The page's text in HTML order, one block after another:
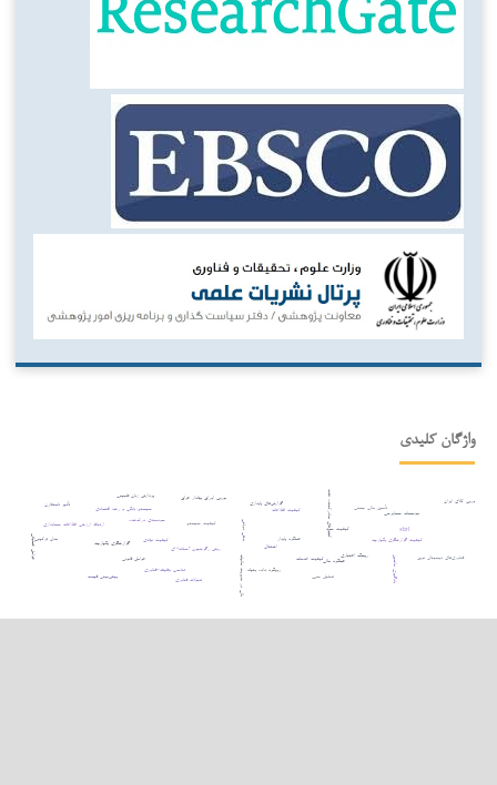
واژگان کلیدی
بدهی دولتی
روش رگرسیون آستانه¬ای اشتغال
کشورهای صادرکننده نفت
کیفیت نهادی
تناسب وظیفه–فناوری
تأمین مالی جمعی
عملکرد پایدار
سودمندی درک‌شده
کیفیت اطلاعات
کیفیت سیستم
کیفیت خدمات ریسک اعتباری
سیستم بانکی و رشد اقتصادی
گزارشگری یکپارچه کیفیت گزارشگری یکپارچه
عملکرد مالی
ارتباط ارزشی اطلاعات حسابداری
کیفیت سود
بورس اوراق بهادار عراق
گزارش‌های پایداری تأثیر نامتقارن
فناوری‌های دیجیتال نوین
تحولات فناوری
مؤسسات حسابرسی
رویکرد داده بنیاد
بورس کالای ایران
پردازش زبان طبیعی
تحلیل حس پیش‌بینی قیمت
مدل ترکیبی
یادگیری ماشین شفافیت مالی در مدیریت مالیات عوامل قانونی عوامل عملیاتی
xbrl